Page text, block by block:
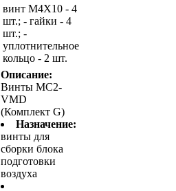
винт M4X10 - 4
шт.; - гайки - 4
шт.; -
уплотнительное
кольцо - 2 шт.
Описание:
Винты MC2-
VMD
(Комплект G)
Назначение:
винты для
сборки блока
подготовки
воздуха